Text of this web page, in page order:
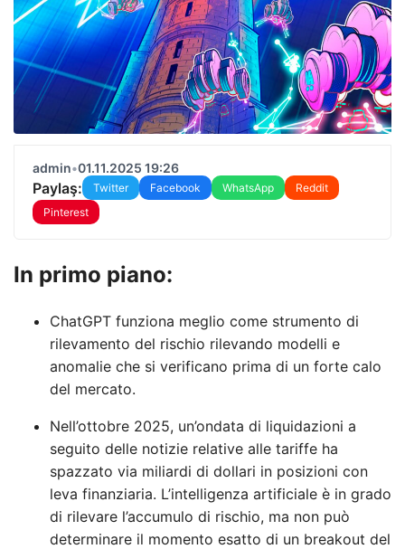
admin•01.11.2025 19:26
Paylaş: Twitter Facebook WhatsApp
Reddit
Pinterest
In primo piano:
ChatGPT funziona meglio come strumento di
rilevamento del rischio rilevando modelli e
anomalie che si verificano prima di un forte calo
del mercato.
Nell’ottobre 2025, un’ondata di liquidazioni a
seguito delle notizie relative alle tariffe ha
spazzato via miliardi di dollari in posizioni con
leva finanziaria. L’intelligenza artificiale è in grado
di rilevare l’accumulo di rischio, ma non può
determinare il momento esatto di un breakout del